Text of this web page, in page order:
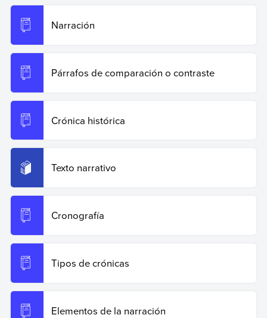
Narración
Párrafos de comparación o contraste
Crónica histórica
Texto narrativo
Cronografía
Tipos de crónicas
Elementos de la narración